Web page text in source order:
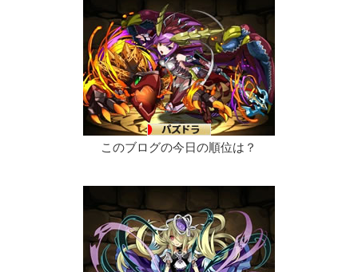
このブログの今日の順位は？